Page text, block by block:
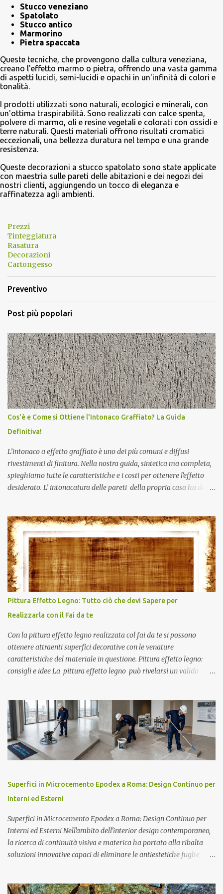
Stucco veneziano
Spatolato
Stucco antico
Marmorino
Pietra spaccata
Queste tecniche, che provengono dalla cultura veneziana,
creano l'effetto marmo o pietra, offrendo una vasta gamma
di aspetti lucidi, semi-lucidi e opachi in un'infinità di colori e
tonalità.
I prodotti utilizzati sono naturali, ecologici e minerali, con
un'ottima traspirabilità. Sono realizzati con calce spenta,
polvere di marmo, oli e resine vegetali e colorati con ossidi e
terre naturali. Questi materiali offrono risultati cromatici
eccezionali, una bellezza duratura nel tempo e una grande
resistenza.
Queste decorazioni a stucco spatolato sono state applicate
con maestria sulle pareti delle abitazioni e dei negozi dei
nostri clienti, aggiungendo un tocco di eleganza e
raffinatezza agli ambienti.
Prezzi
Tinteggiatura
Rasatura
Decorazioni
Cartongesso
Preventivo
Post più popolari
Cos'è e Come si Ottiene l'Intonaco Graffiato? La Guida
Definitiva!
L’intonaco a effetto graffiato è uno dei più comuni e diffusi
rivestimenti di finitura. Nella nostra guida, sintetica ma completa,
spieghiamo tutte le caratteristiche e i costi per ottenere l'effetto
desiderato. L’ intonacatura delle pareti della propria casa ha due
della muratura. Esiste, e non sappiamo se ne eri al corrente, una
differenza tra l’intonacatura delle pareti esterne, che deve
proteggere la muratura dagli agenti atmosferici, e l'intonacatura
di quelle interne, che permette di assorbire l’umidità all’interno
della casa. I materiali utilizzati per rivestire muri e soffitti sono gli
stessi impiegati nella realizzazione delle murature, e cioè la malta
di calce (idraulica o aerea), oppure la malta di cemento o di gesso
che contiene una maggiore dose di legante, necessaria a
proteggere le pareti. Sapevi che una perfetta intonacat...
Pittura Effetto Legno: Tutto ciò che devi Sapere per
Realizzarla con il Fai da te
Con la pittura effetto legno realizzata col fai da te si possono
ottenere attraenti superfici decorative con le venature
caratteristiche del materiale in questione. Pittura effetto legno:
consigli e idee La pittura effetto legno può rivelarsi un valido
personalizzare un angolo salotto , una zona pranzo o ancora sarà
possibile donare un caldo appeal ad una parete retro letto. Anche
gli stessi arredi possono essere recuperati e rivalorizzati,
attraverso la stesura di piacevoli tonalità cromatiche ottenibili con
le pitture per interni effetto legno. Pitture effetto legno applicabili
potenzialità applicative delle pitture effetto legno , intese nel
contesto di ambientazioni interne, dove appare evidente la
sensazione visiva di un ...
Superfici in Microcemento Epodex a Roma: Design Continuo per
Interni ed Esterni
Superfici in Microcemento Epodex a Roma: Design Continuo per
Interni ed Esterni Nell'ambito dell'interior design contemporaneo,
la ricerca di continuità visiva e materica ha portato alla ribalta
soluzioni innovative capaci di eliminare le antiestetiche fughe
ad alte prestazioni, ideale per pavimenti, pareti e persino arredi.